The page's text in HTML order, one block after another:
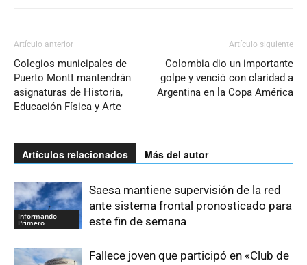
Artículo anterior
Colegios municipales de
Puerto Montt mantendrán
asignaturas de Historia,
Educación Física y Arte
Artículo siguiente
Colombia dio un importante
golpe y venció con claridad a
Argentina en la Copa América
Artículos relacionados Más del autor
Informando
Primero
Saesa mantiene supervisión de la red
ante sistema frontal pronosticado para
este fin de semana
Fallece joven que participó en «Club de